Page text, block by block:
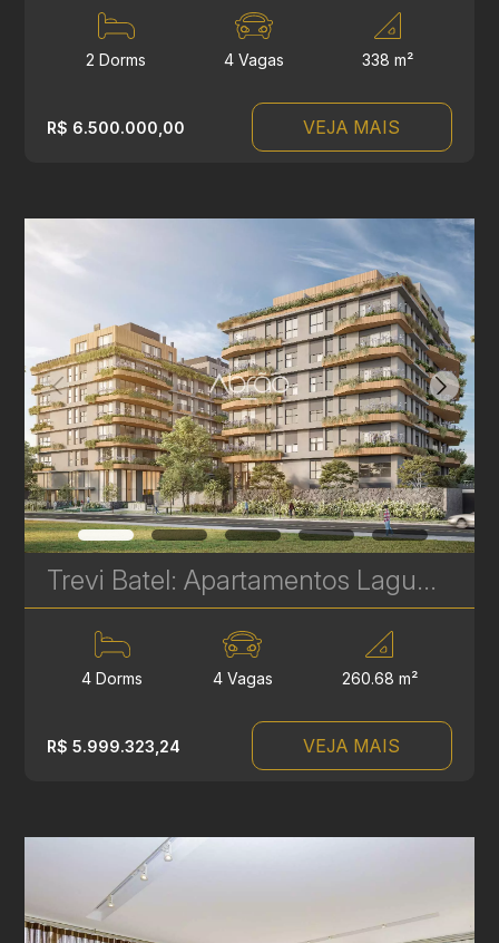
2 Dorms 4 Vagas 338 m²
R$ 6.500.000,00 VEJA MAIS
Trevi Batel: Apartamentos Laguna de Alto Padrão à venda no Batel - 4 Suítes - 260 m² | Ref. 1709
4 Dorms 4 Vagas 260.68 m²
R$ 5.999.323,24 VEJA MAIS